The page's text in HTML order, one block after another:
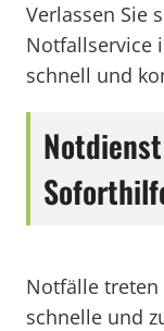
Verlassen Sie
Notfallservice
schnell und
Notfälle
schnelle und